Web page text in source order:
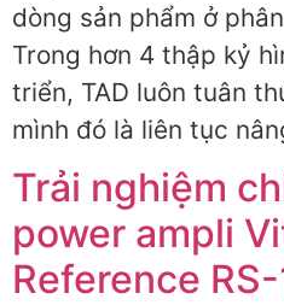
dòng sản phẩm ở
Trong hơn 4 thập kỷ
triển, TAD luôn tuân
mình đó là liên tục
Trải nghiệm
power ampli
Reference RS-